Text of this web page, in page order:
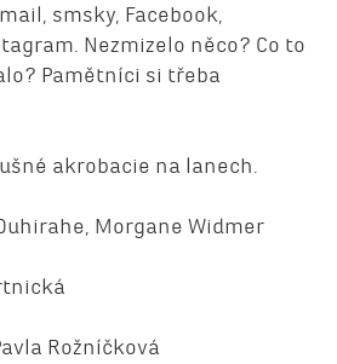
smsky, Facebook,
Nezmizelo něco? Co to
Pamětníci si třeba
akrobacie na lanech.
Morgane Widmer
Rožníčková